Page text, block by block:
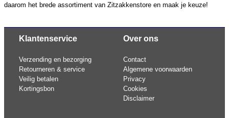
daarom het brede assortiment van Zitzakkenstore en maak je keuze!
Klantenservice
Verzending en bezorging
Retourneren & service
Veilig betalen
Kortingsbon
Over ons
Contact
Algemene voorwaarden
Privacy
Cookies
Disclaimer